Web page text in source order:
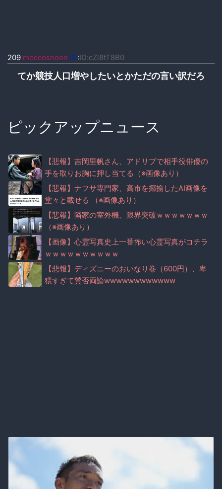
209 moccosnoon ID:ID:cZl8tT8B0
てか競技人口増やしたいとかただの言い訳だろ
ピックアップニュース
【悲報】吉岡里帆さん、アドリブで相手役俳優の
手を取りお胸に押し当てる（※画像あり）
【悲報】ナフサ専門家、高市を揶揄したAI画像を
堂々と載せる （※画像あり）
【悲報】隣家の室外機、限界突破ｗｗｗｗｗｗｗ
（※画像あり）
【画像】心霊写真史上一番怖い心霊写真がコチラ
ｗｗｗｗｗｗｗｗｗｗ
【悲報】ディズニーのおいなり巻（600円）、卑
猥すぎて賛否両論wwwwwwwwwwww